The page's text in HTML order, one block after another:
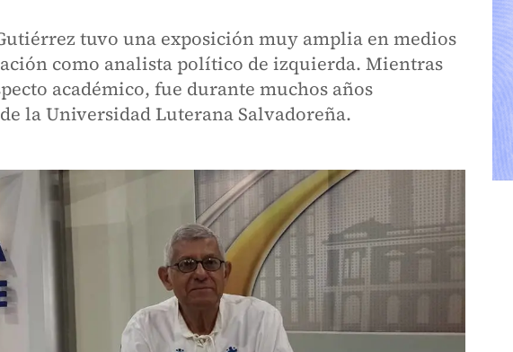
tuvo una exposición muy amplia en medios
como analista político de izquierda. Mientras
académico, fue durante muchos años
la Universidad Luterana Salvadoreña.